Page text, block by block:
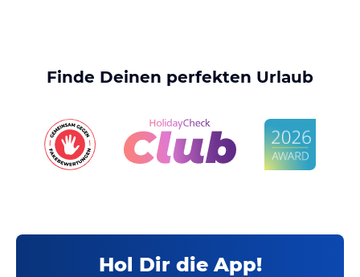
Finde Deinen perfekten Urlaub
Hol Dir die App!